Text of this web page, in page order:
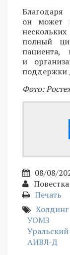
он может
полный
пациента,
и
поддержки
Фото:
08/08/
Печать
УОМЗ
АИВЛ-Д